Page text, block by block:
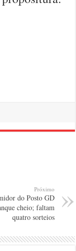
Próximo
do Posto GD
cheio; faltam
quatro sorteios